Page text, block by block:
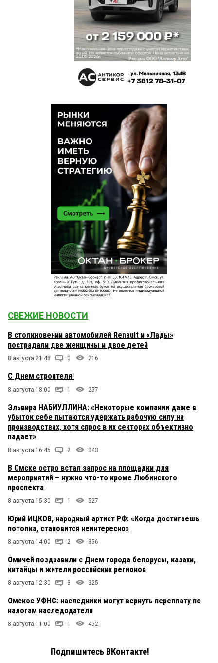
СВЕЖИЕ НОВОСТИ
В столкновении автомобилей Renault и «Лады»
пострадали две женщины и двое детей
8 августа 21:48 0 216
С Днем строителя!
8 августа 18:00 1 257
Эльвира НАБИУЛЛИНА: «Некоторые компании даже в
убыток себе пытаются удержать рабочую силу на
производствах, хотя спрос в их секторах объективно
падает»
8 августа 16:45 2 343
В Омске остро встал запрос на площадки для
мероприятий – нужно что-то кроме Любинского
проспекта
8 августа 15:30 1 527
Юрий ИЦКОВ, народный артист РФ: «Когда достигаешь
потолка, становится неинтересно»
8 августа 14:00 2 356
Омичей поздравили с Днем города белорусы, казахи,
китайцы и жители российских регионов
8 августа 12:30 3 325
Омское УФНС: наследники могут вернуть переплату по
налогам наследодателя
8 августа 11:00 1 452
Подпишитесь ВКонтакте!